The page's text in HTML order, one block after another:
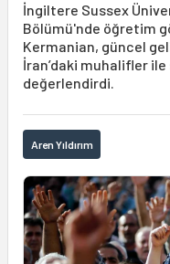
İngiltere Sussex
Bölümü'nde öğretim
Kermanian, güncel
İran’daki muhalifler
değerlendirdi.
Aren Yıldırım